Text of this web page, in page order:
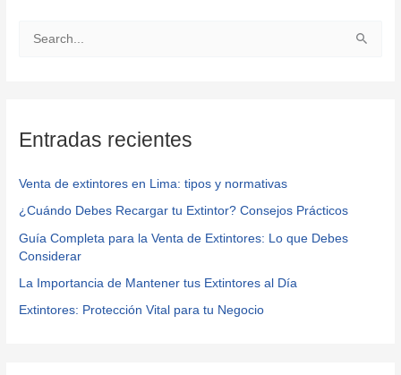
a
p
o
r
:
Entradas recientes
Venta de extintores en Lima: tipos y normativas
¿Cuándo Debes Recargar tu Extintor? Consejos Prácticos
Guía Completa para la Venta de Extintores: Lo que Debes
Considerar
La Importancia de Mantener tus Extintores al Día
Extintores: Protección Vital para tu Negocio